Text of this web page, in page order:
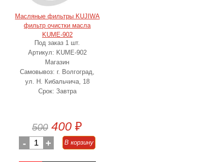
Масляные фильтры KUJIWA
фильтр очистки масла
KUME-902
Под заказ 1 шт.
Артикул: KUME-902
Магазин
Самовывоз: г. Волгоград,
ул. Н. Кибальчича, 18
Срок: Завтра
500 400 ₽
- 1 + В корзину